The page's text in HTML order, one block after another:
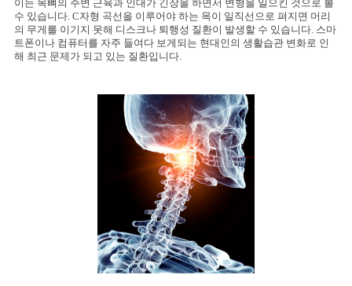
이는 목뼈의 주변 근육과 인대가 긴장을 하면서 변형을 일으킨 것으로 볼
수 있습니다. C자형 곡선을 이루어야 하는 목이 일직선으로 펴지면 머리
의 무게를 이기지 못해 디스크나 퇴행성 질환이 발생할 수 있습니다. 스마
트폰이나 컴퓨터를 자주 들여다 보게되는 현대인의 생활습관 변화로 인
해 최근 문제가 되고 있는 질환입니다.